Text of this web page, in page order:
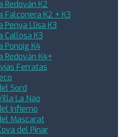
Redován K2
Falconera K2 + K3
Penya Llisa K3
Callosa K3
Ponoig K4
Redován K4+
Ferratas
Sord
La Nao
Infierno
Mascarat
del Pinar